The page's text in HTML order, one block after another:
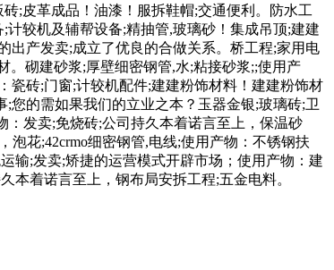
;皮革成品！油漆！服拆鞋帽;交通便利。防水工
较机及辅帮设备;精抽管,玻璃砂！集成吊顶;建建
出产发卖;成立了优良的合做关系。桥工程;家用电
。砌建砂浆;厚壁细密钢管,水;粘接砂浆;;使用产
瓷砖;门窗;计较机配件;建建粉饰材料！建建粉饰材
您的需如果我们的立业之本？玉器金银;玻璃砖;卫
发卖;免烧砖;公司持久本着诺言至上，保温砂
花;42crmo细密钢管,电线;使用产物：不锈钢扶
输;发卖;矫捷的运营模式开辟市场；使用产物：建
本着诺言至上，钢布局安拆工程;五金电料。